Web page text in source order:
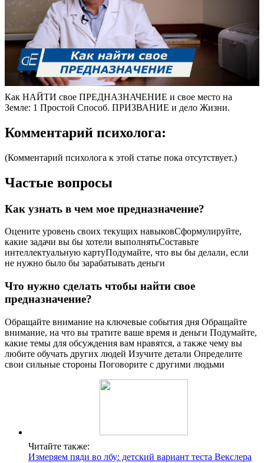
Как НАЙТИ свое ПРЕДНАЗНАЧЕНИЕ и свое место на
Земле: 1 Простой Способ. ПРИЗВАНИЕ и дело Жизни.
Комментарий психолога:
(Комментарий психолога к этой статье пока отсутствует.)
Частые вопросы
Как узнать в чем мое предназначение?
Оцените уровень своих текущих навыковСформулируйте,
какие задачи вы бы хотели выполнятьСоставьте
интеллектуальную картуПодумайте, что вы бы делали, если
не нужно было бы зарабатывать деньги
Что нужно сделать чтобы найти свое
предназначение?
Обращайте внимание на ключевые события дня Обращайте
внимание, на что вы тратите ваше время и деньги Подумайте,
какие темы для обсуждения вам нравятся, а также чему вы
любите обучать других людей Изучите детали Определите
свои сильные стороны Поговорите с другими людьми
Читайте также:
Измеряем пяди во лбу: детский вариант теста Векслера